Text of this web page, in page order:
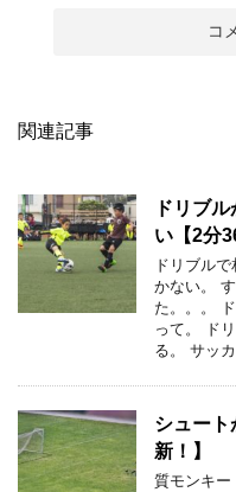
関連記事
ドリブ
い【2分
ドリブル
かない。
た。。。
って。 ド
る。 サッ
シュート
新！】
質モンキー